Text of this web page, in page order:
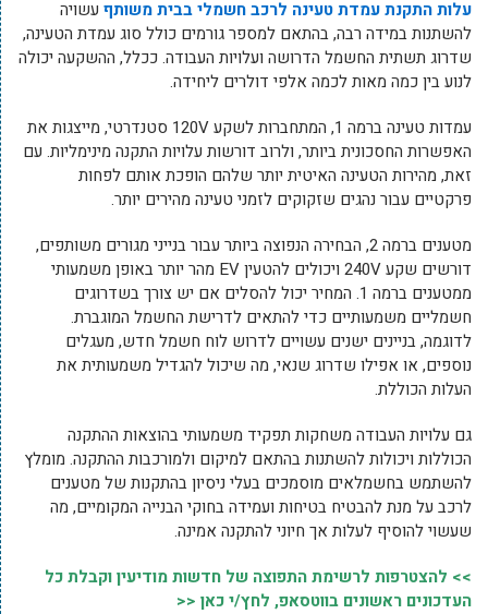
עלות התקנת עמדת טעינה לרכב חשמלי בבית משותף עשויה
להשתנות במידה רבה, בהתאם למספר גורמים כולל סוג עמדת הטעינה,
שדרוג תשתית החשמל הדרושה ועלויות העבודה. ככלל, ההשקעה יכולה
לנוע בין כמה מאות לכמה אלפי דולרים ליחידה.
עמדות טעינה ברמה 1, המתחברות לשקע 120V סטנדרטי, מייצגות את
האפשרות החסכונית ביותר, ולרוב דורשות עלויות התקנה מינימליות. עם
זאת, מהירות הטעינה האיטית יותר שלהם הופכת אותם לפחות
פרקטיים עבור נהגים שזקוקים לזמני טעינה מהירים יותר.
מטענים ברמה 2, הבחירה הנפוצה ביותר עבור בנייני מגורים משותפים,
דורשים שקע 240V ויכולים להטעין EV מהר יותר באופן משמעותי
ממטענים ברמה 1. המחיר יכול להסלים אם יש צורך בשדרוגים
חשמליים משמעותיים כדי להתאים לדרישת החשמל המוגברת.
לדוגמה, בניינים ישנים עשויים לדרוש לוח חשמל חדש, מעגלים
נוספים, או אפילו שדרוג שנאי, מה שיכול להגדיל משמעותית את
העלות הכוללת.
גם עלויות העבודה משחקות תפקיד משמעותי בהוצאות ההתקנה
הכוללות ויכולות להשתנות בהתאם למיקום ולמורכבות ההתקנה. מומלץ
להשתמש בחשמלאים מוסמכים בעלי ניסיון בהתקנות של מטענים
לרכב על מנת להבטיח בטיחות ועמידה בחוקי הבנייה המקומיים, מה
שעשוי להוסיף לעלות אך חיוני להתקנה אמינה.
>> להצטרפות לרשימת התפוצה של חדשות מודיעין וקבלת כל
העדכונים ראשונים בווטסאפ, לחץ/י כאן <<